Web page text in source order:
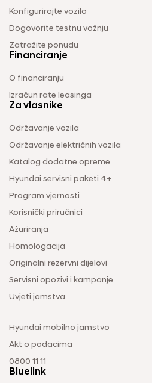
Konfigurirajte vozilo
Dogovorite testnu vožnju
Zatražite ponudu
Financiranje
O financiranju
Izračun rate leasinga
Za vlasnike
Održavanje vozila
Održavanje električnih vozila
Katalog dodatne opreme
Hyundai servisni paketi 4+
Program vjernosti
Korisnički priručnici
Ažuriranja
Homologacija
Originalni rezervni dijelovi
Servisni opozivi i kampanje
Uvjeti jamstva
Hyundai mobilno jamstvo
Akt o podacima
0800 11 11
Bluelink